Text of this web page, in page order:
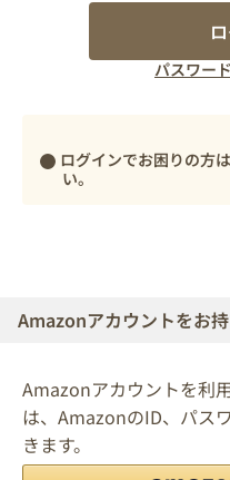
パスワー
ログインでお困りの方は
い。
Amazonアカウントをお
Amazonアカウントを利
は、AmazonのID、パス
きます。